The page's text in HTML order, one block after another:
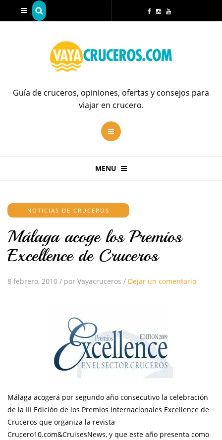
Guía de cruceros, opiniones, ofertas y consejos para
viajar en crucero.
MENU
NOTICIAS DE CRUCEROS
Málaga acoge los Premios
Excellence de Cruceros
8 febrero, 2010 / por Vayacruceros / Dejar un comentario
Málaga acogerá por segundo año consecutivo la celebración
de la III Edición de los Premios Internacionales Excellence de
Cruceros que organiza la revista
Crucero10.com&CruisesNews, y que este año presenta como